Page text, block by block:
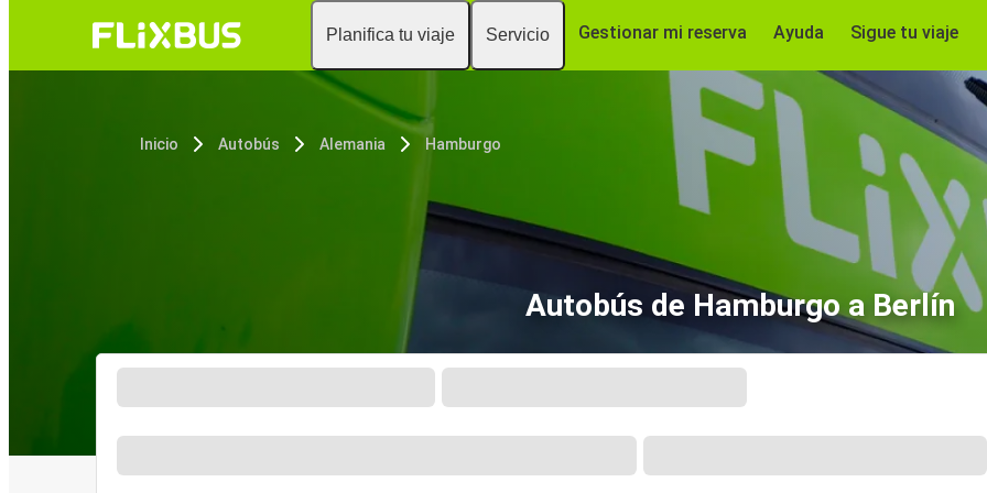
Planifica tu viaje Servicio Gestionar mi reserva Ayuda Sigue tu viaje
Inicio Autobús Alemania Hamburgo
Autobús de Hamburgo a Berlín